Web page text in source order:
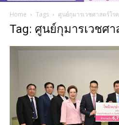
Home Tags ศูนย์กุมารเวชศาสตร์โร
Tag: ศูนย์กุมารเวชศ